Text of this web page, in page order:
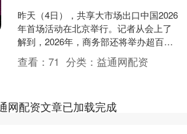
昨天（4日），共享大市场出口中国2026
年首场活动在北京举行。记者从会上了
解到，2026年，商务部还将举办超百场
系列活动，支持全球更多优质商品和服
务进入中国。 ....
查看：71 分类：益通网配资
网配资文章已加载完成